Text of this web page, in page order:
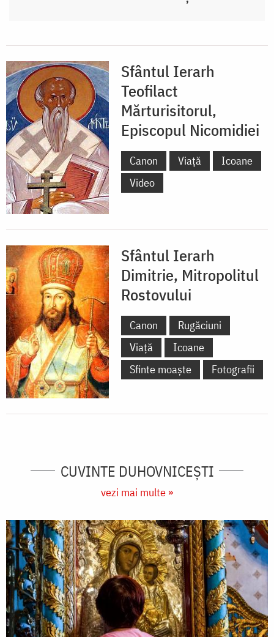
Sfântul Ierarh
Teofilact
Mărturisitorul,
Episcopul Nicomidiei
Canon Viață
Icoane
Video
Sfântul Ierarh
Dimitrie, Mitropolitul
Rostovului
Canon
Rugăciuni
Viață
Icoane
Sfinte moaște
Fotografii
CUVINTE DUHOVNICEȘTI
vezi mai multe »